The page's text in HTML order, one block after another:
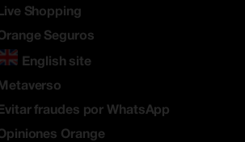
Shopping
Seguros
English site
fraudes por WhatsApp
Orange